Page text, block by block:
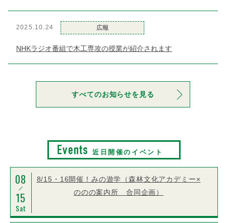
2025.10.24 広報
NHKラジオ番組で木工専攻の授業が紹介されます
すべてのお知らせを見る
近日開催のイベント
08
15
Sat
8/15・16開催！みの遊学（森林文化アカデミー×
ののの案内所 合同企画）